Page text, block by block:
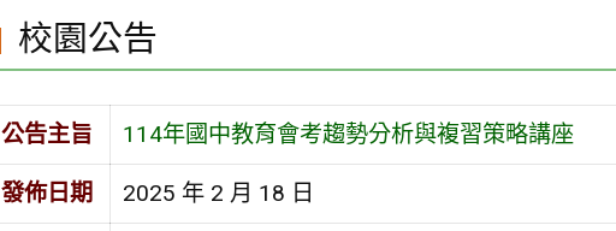
校園公告
公告主旨 114年國中教育會考趨勢分析與複習策略講座
發佈日期 2025 年 2 月 18 日